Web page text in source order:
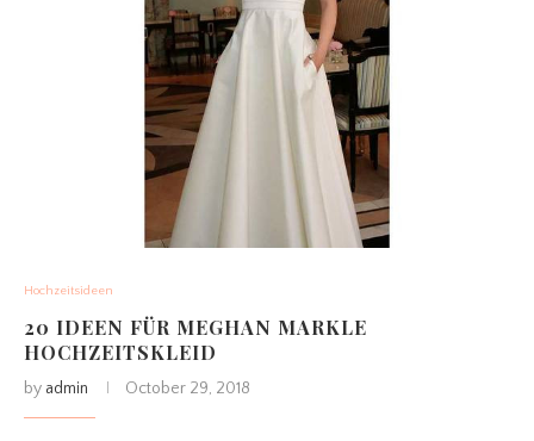
Hochzeitsideen
20 IDEEN FÜR MEGHAN MARKLE
HOCHZEITSKLEID
by admin October 29, 2018